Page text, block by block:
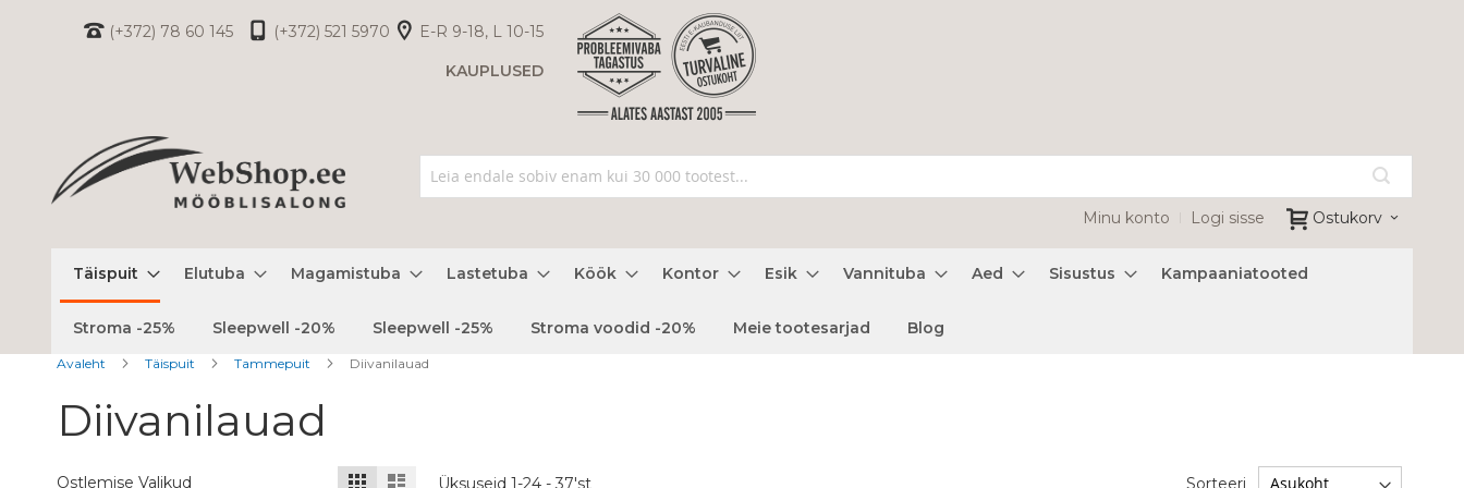
(+372) 78 60 145 (+372) 521 5970
E-R 9-18, L 10-15
KAUPLUSED
Ostukorv
Minu konto Logi sisse
Täispuit Elutuba Magamistuba Lastetuba Köök Kontor Esik Vannituba Aed Sisustus Kampaaniatooted
Stroma -25% Sleepwell -20% Sleepwell -25% Stroma voodid -20% Meie tootesarjad Blog
Avaleht Täispuit Tammepuit Diivanilauad
Diivanilauad
Kuvamisviis
Ruudustik
NimekiriÜksuseid1-24 -37'st Sorteeri
Ostlemise Valikud